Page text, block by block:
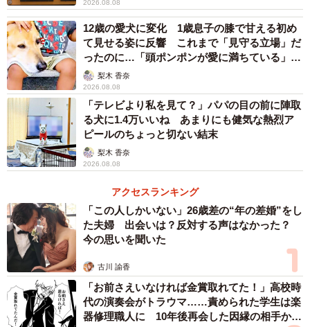
2026.08.08
12歳の愛犬に変化 1歳息子の膝で甘える初め
て見せる姿に反響 これまで「見守る立場」だ
ったのに…「頭ポンポンが愛に満ちている」
「尊…」
梨木 香奈
2026.08.08
「テレビより私を見て？」パパの目の前に陣取
る犬に1.4万いいね あまりにも健気な熱烈ア
ピールのちょっと切ない結末
梨木 香奈
2026.08.08
アクセスランキング
「この人しかいない」26歳差の“年の差婚”をし
た夫婦 出会いは？反対する声はなかった？
今の思いを聞いた
古川 諭香
「お前さえいなければ金賞取れてた！」高校時
代の演奏会がトラウマ……責められた学生は楽
器修理職人に 10年後再会した因縁の相手から